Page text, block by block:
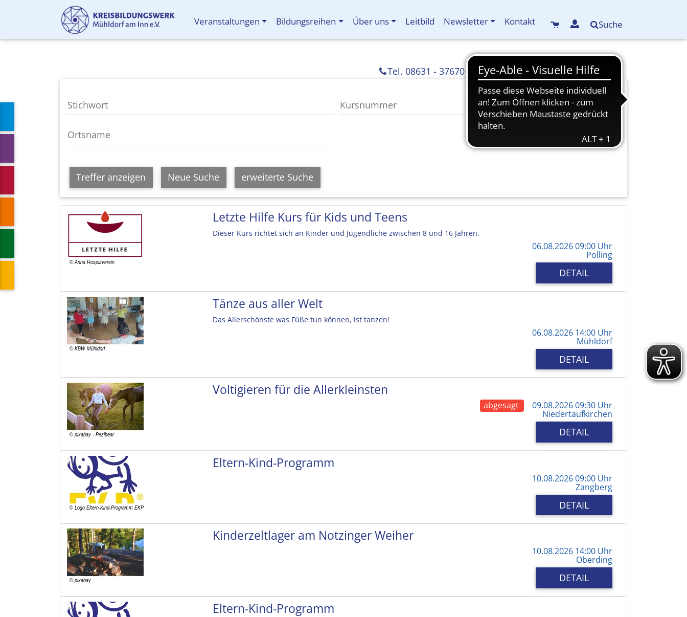
Veranstaltungen Bildungsreihen Über uns Leitbild Newsletter Kontakt Suche
info(at)kreisbildungswerk-mdf.de
Tel. 08631 - 37670
Treffer anzeigen Neue Suche erweiterte Suche
Letzte Hilfe Kurs für Kids und Teens
Dieser Kurs richtet sich an Kinder und Jugendliche zwischen 8 und 16 Jahren.
06.08.2026 09:00 Uhr
Polling
DETAIL
Tänze aus aller Welt
Das Allerschönste was Füße tun können, ist tanzen!
06.08.2026 14:00 Uhr
Mühldorf
DETAIL
Voltigieren für die Allerkleinsten
abgesagt 09.08.2026 09:30 Uhr
Niedertaufkirchen
DETAIL
Eltern-Kind-Programm
10.08.2026 09:00 Uhr
Zangberg
DETAIL
Kinderzeltlager am Notzinger Weiher
10.08.2026 14:00 Uhr
Oberding
DETAIL
Eltern-Kind-Programm